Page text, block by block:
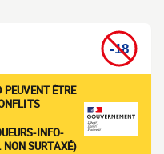
ÊTRE
INFO-
SURTAXÉ)